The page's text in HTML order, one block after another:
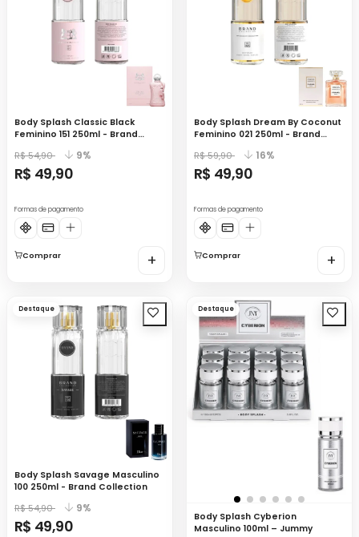
Body Splash Classic Black
Feminino 151 250ml - Brand
R$ 54,90 9%
R$ 49,90
Formas de pagamento
Comprar +
Body Splash Dream By Coconut
Feminino 021 250ml - Brand
R$ 59,90 16%
R$ 49,90
Formas de pagamento
Comprar +
Destaque
Body Splash Savage Masculino
100 250ml - Brand Collection
R$ 54,90 9%
R$ 49,90
Destaque
Body Splash Cyberion
Masculino 100ml – Jummy